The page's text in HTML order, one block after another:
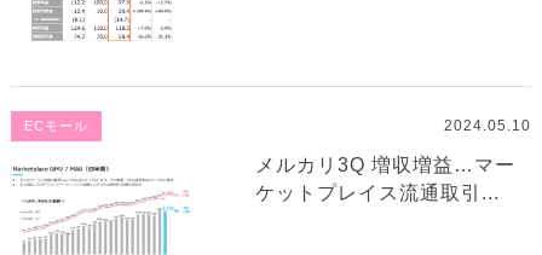
ECモール 2024.05.10
メルカリ3Q 増収増益…マー
ケットプレイス流通取引...